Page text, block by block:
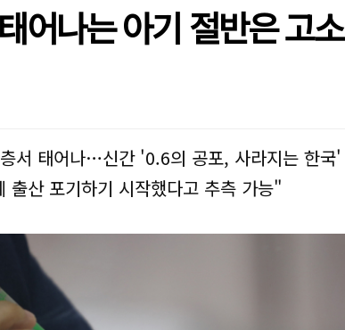
어나는 아기 절반은 고
서 태어나…신간 '0.6의 공포, 사라지는 한국'
출산 포기하기 시작했다고 추측 가능"